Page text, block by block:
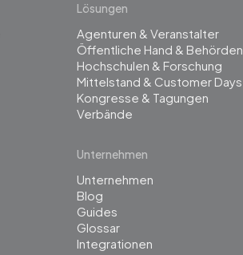
Lösungen
Agenturen & Veranstalter
Öffentliche Hand & Behörden
Hochschulen & Forschung
Mittelstand & Customer Days
Kongresse & Tagungen
Verbände
Unternehmen
Unternehmen
Blog
Guides
Glossar
Integrationen